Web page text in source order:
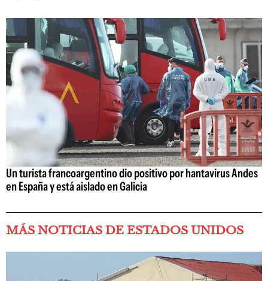
Un turista francoargentino dio positivo por hantavirus Andes
en España y está aislado en Galicia
MÁS NOTICIAS DE ESTADOS UNIDOS